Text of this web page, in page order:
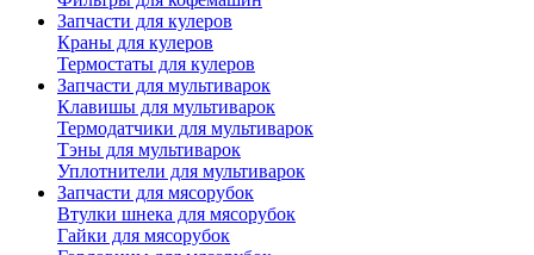
Запчасти для кулеров
Краны для кулеров
Термостаты для кулеров
Запчасти для мультиварок
Клавишы для мультиварок
Термодатчики для мультиварок
Тэны для мультиварок
Уплотнители для мультиварок
Запчасти для мясорубок
Втулки шнека для мясорубок
Гайки для мясорубок